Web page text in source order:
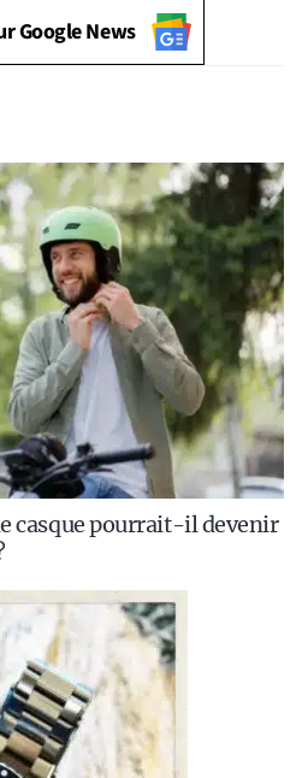
Google News
casque pourrait-il devenir